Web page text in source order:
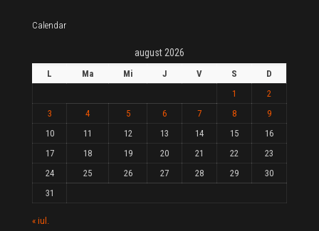
Calendar
august 2026
L Ma Mi J V S
D
1
2
3
4 5 6 7 8
9
10
11 12 13 14 15
16
17
18 19 20 21 22
23
24
25 26 27 28 29
30
31
« iul.